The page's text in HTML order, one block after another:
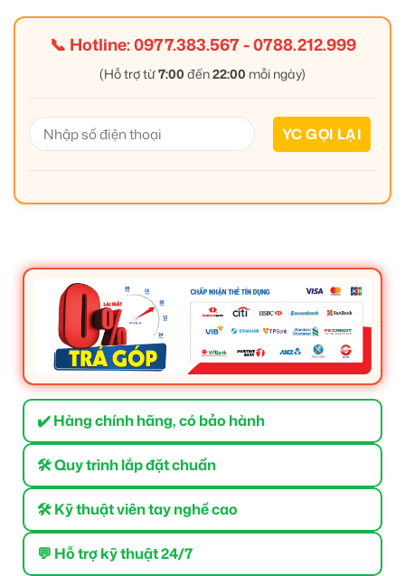
📞 Hotline:0977.383.567-0788.212.999
(Hỗ trợ từ7:00 đến22:00 mỗi ngày)
✔️ Hàng chính hãng, có bảo hành
🛠 Quy trình lắp đặt chuẩn
🛠 Kỹ thuật viên tay nghề cao
💬 Hỗ trợ kỹ thuật 24/7